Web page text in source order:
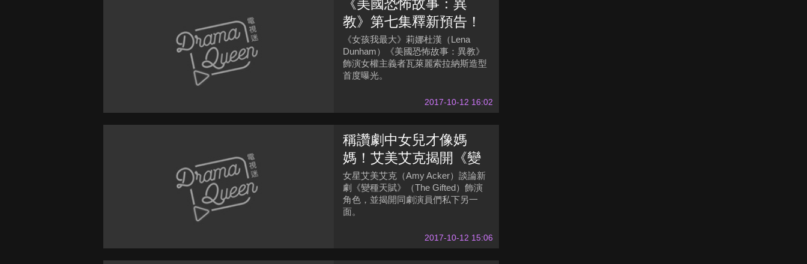
《美國恐怖故事：異
教》第七集釋新預告！
《女孩我最大》莉娜杜
漢劇中造型首曝光
《女孩我最大》莉娜杜漢（Lena
Dunham）《美國恐怖故事：異教》
飾演女權主義者瓦萊麗索拉納斯造型
首度曝光。
2017-10-12 16:02
稱讚劇中女兒才像媽
媽！艾美艾克揭開《變
種天賦》演員私下另一
面
女星艾美艾克（Amy Acker）談論新
劇《變種天賦》（The Gifted）飾演
角色，並揭開同劇演員們私下另一
面。
2017-10-12 15:06